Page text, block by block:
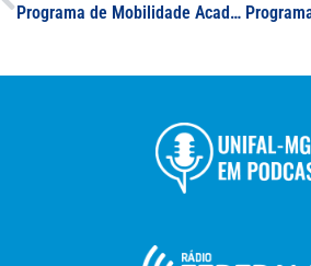
Programa de Mobilidade Acadêmica: envio e recepção de discentes 2025/2